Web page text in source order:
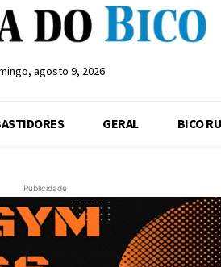
agosto 9, 2026
GERAL BICO
Publicidade